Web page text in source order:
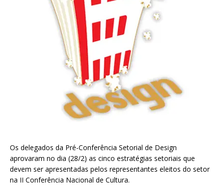
Os delegados da Pré-Conferência Setorial de Design
aprovaram no dia (28/2) as cinco estratégias setoriais que
devem ser apresentadas pelos representantes eleitos do setor
na II Conferência Nacional de Cultura.